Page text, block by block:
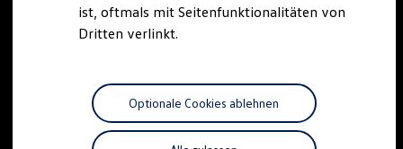
Software Updates
Service und Ersatzteile
Motorenöl und Flüssigkeiten
Räder und Reifen
Pannen- und Unfallhilfe
Economy Service
ist, oftmals mit Seitenfunktionalitäten von
Dritten verlinkt.
Optionale Cookies ablehnen